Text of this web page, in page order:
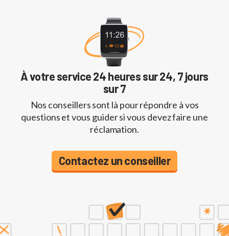
À votre service 24 heures sur 24, 7 jours
sur 7
Nos conseillers sont là pour répondre à vos
questions et vous guider si vous devez faire une
réclamation.
Contactez un conseiller